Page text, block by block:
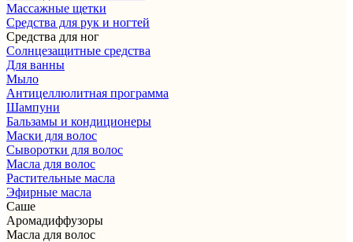
Массажные щетки
Cредства для рук и ногтей
Средства для ног
Солнцезащитные средства
Для ванны
Мыло
Антицеллюлитная программа
Шампуни
Бальзамы и кондиционеры
Маски для волос
Сыворотки для волос
Масла для волос
Растительные масла
Эфирные масла
Саше
Аромадиффузоры
Масла для волос